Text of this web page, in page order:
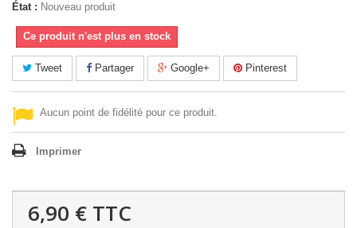
État : Nouveau produit
Ce produit n'est plus en stock
Tweet Partager Google+ Pinterest
Aucun point de fidélité pour ce produit.
Imprimer
6,90 € TTC